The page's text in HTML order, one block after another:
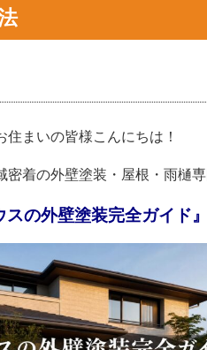
住まいの皆様こんにちは！
密着の外壁塗装・屋根・雨樋
スの外壁塗装完全ガイド』